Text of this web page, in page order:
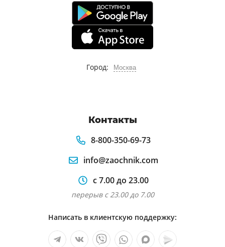
Город: Москва
Контакты
8-800-350-69-73
info@zaochnik.com
с 7.00 до 23.00
перерыв с 23.00 до 7.00
Написать в клиентскую поддержку: